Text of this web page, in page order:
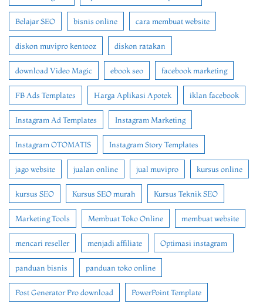
Belajar SEO bisnis online cara membuat website
diskon muvipro kentooz diskon ratakan
download Video Magic ebook seo facebook marketing
FB Ads Templates Harga Aplikasi Apotek iklan facebook
Instagram Ad Templates Instagram Marketing
Instagram OTOMATIS Instagram Story Templates
jago website jualan online jual muvipro kursus online
kursus SEO Kursus SEO murah Kursus Teknik SEO
Marketing Tools Membuat Toko Online membuat website
mencari reseller menjadi affiliate Optimasi instagram
panduan bisnis panduan toko online
Post Generator Pro download PowerPoint Template